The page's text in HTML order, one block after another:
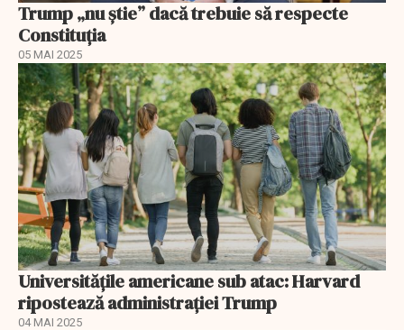
Trump „nu știe” dacă trebuie să respecte
Constituția
05 MAI 2025
Universitățile americane sub atac: Harvard
ripostează administrației Trump
04 MAI 2025